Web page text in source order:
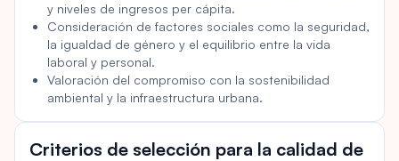
y niveles de ingresos per cápita.
Consideración de factores sociales como la seguridad,
la igualdad de género y el equilibrio entre la vida
laboral y personal.
Valoración del compromiso con la sostenibilidad
ambiental y la infraestructura urbana.
Criterios de selección para la calidad de